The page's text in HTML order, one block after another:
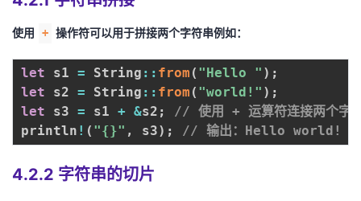
使用 + 操作符可以用于拼接两个字符串例如：
let s1 = String : : from ( "Hello " ) ;
let s2 = String : : from ( "world!" ) ;
let s3 = s1 + &s2 ;
// 使用 + 运算符连接两个字
println ! ( "{}" , s3) ; // 输出：Hello world!
4.2.2 字符串的切片